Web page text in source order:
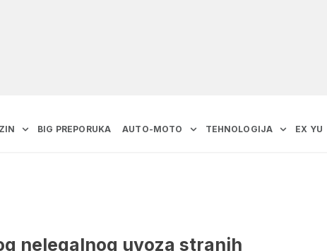
BIG PREPORUKA AUTO-MOTO TEHNOLOGIJA EX YU
nelegalnog uvoza stranih